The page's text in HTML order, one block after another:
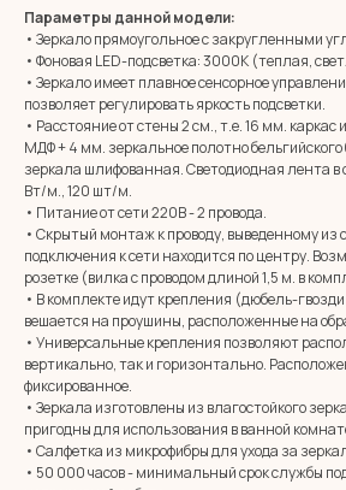
Параметры данной модели:
• Зеркало прямоугольное с закругленными
• Фоновая LED-подсветка: 3000К (теплая,
• Зеркало имеет плавное сенсорное
позволяет регулировать яркость подсветки.
• Расстояние от стены 2 см., т.е. 16 мм.
МДФ + 4 мм. зеркальное полотно бельгийского
зеркала шлифованная. Светодиодная лента
Вт/м., 120 шт/м.
• Питание от сети 220В - 2 провода.
• Скрытый монтаж к проводу, выведенному из
подключения к сети находится по центру.
розетке (вилка с проводом длиной 1,5 м. в
• В комплекте идут крепления (дюбель-
вешается на проушины, расположенные на
• Универсальные крепления позволяют
вертикально, так и горизонтально.
фиксированное.
• Зеркала изготовлены из влагостойкого
пригодны для использования в ванной
• Салфетка из микрофибры для ухода за
• 50 000 часов - минимальный срок службы
MIRROR ROOM
+7 (961) 595-72-73